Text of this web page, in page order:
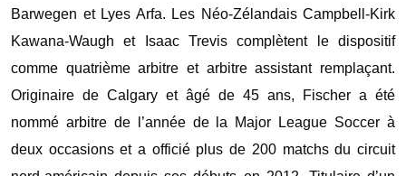
Barwegen et Lyes Arfa. Les Néo-Zélandais Campbell-Kirk
Kawana-Waugh et Isaac Trevis complètent le dispositif
comme quatrième arbitre et arbitre assistant remplaçant.
‎Originaire de Calgary et âgé de 45 ans, Fischer a été
nommé arbitre de l’année de la Major League Soccer à
deux occasions et a officié plus de 200 matchs du circuit